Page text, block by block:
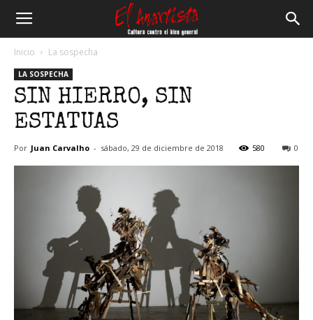
Anartista
Inicio La sospecha
LA SOSPECHA
SIN HIERRO, SIN
ESTATUAS
Por Juan Carvalho - sábado, 29 de diciembre de 2018 580 0